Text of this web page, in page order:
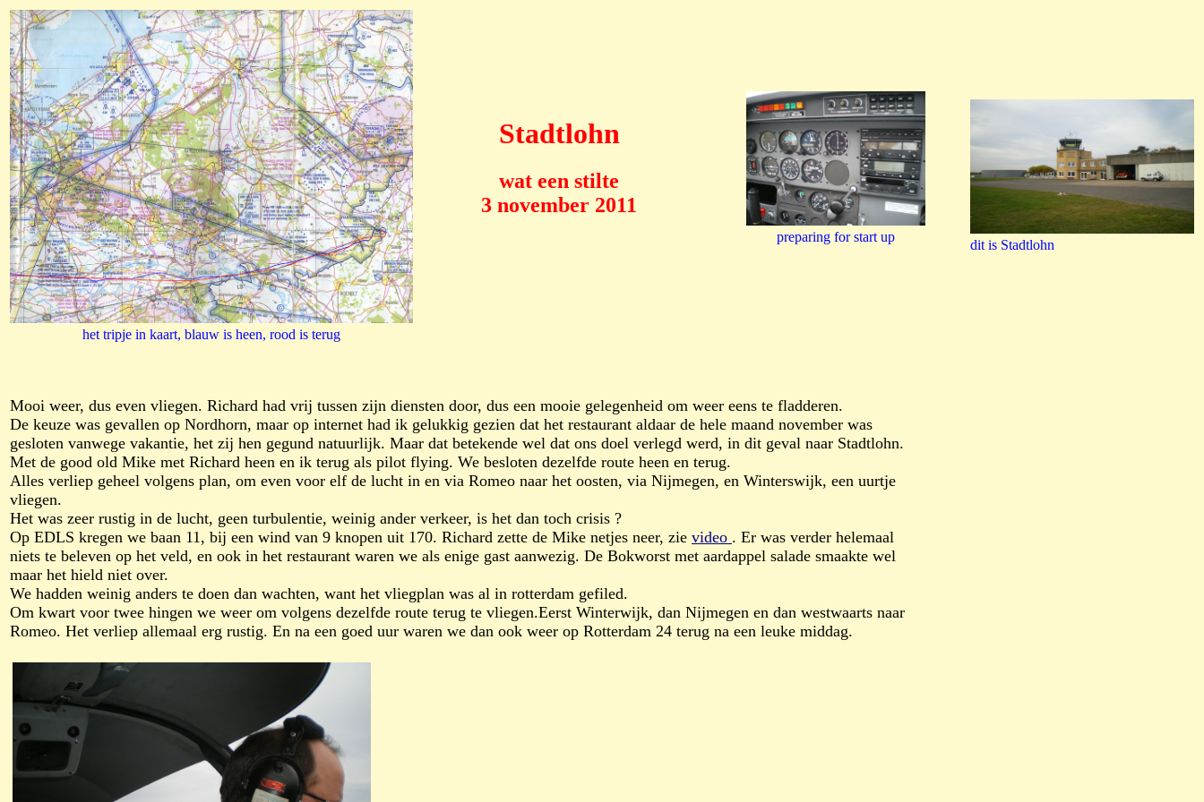
het tripje in kaart, blauw is heen, rood is terug
Stadtlohn
wat een stilte
3 november 2011
preparing for start up
dit is Stadtlohn
Mooi weer, dus even vliegen. Richard had vrij tussen zijn diensten door, dus een mooie gelegenheid om weer eens te fladderen.
De keuze was gevallen op Nordhorn, maar op internet had ik gelukkig gezien dat het restaurant aldaar de hele maand november was
gesloten vanwege vakantie, het zij hen gegund natuurlijk. Maar dat betekende wel dat ons doel verlegd werd, in dit geval naar Stadtlohn.
Met de good old Mike met Richard heen en ik terug als pilot flying. We besloten dezelfde route heen en terug.
Alles verliep geheel volgens plan, om even voor elf de lucht in en via Romeo naar het oosten, via Nijmegen, en Winterswijk, een uurtje
vliegen.
Het was zeer rustig in de lucht, geen turbulentie, weinig ander verkeer, is het dan toch crisis ?
Op EDLS kregen we baan 11, bij een wind van 9 knopen uit 170. Richard zette de Mike netjes neer, zie video . Er was verder helemaal
niets te beleven op het veld, en ook in het restaurant waren we als enige gast aanwezig. De Bokworst met aardappel salade smaakte wel
maar het hield niet over.
We hadden weinig anders te doen dan wachten, want het vliegplan was al in rotterdam gefiled.
Om kwart voor twee hingen we weer om volgens dezelfde route terug te vliegen.Eerst Winterwijk, dan Nijmegen en dan westwaarts naar
Romeo. Het verliep allemaal erg rustig. En na een goed uur waren we dan ook weer op Rotterdam 24 terug na een leuke middag.